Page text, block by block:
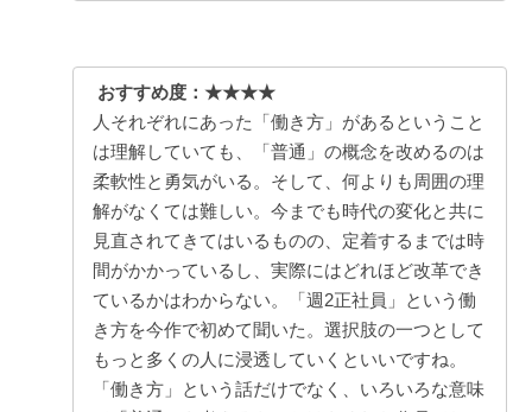
おすすめ度：★★★★
人それぞれにあった「働き方」があるということ
は理解していても、「普通」の概念を改めるのは
柔軟性と勇気がいる。そして、何よりも周囲の理
解がなくては難しい。今までも時代の変化と共に
見直されてきてはいるものの、定着するまでは時
間がかかっているし、実際にはどれほど改革でき
ているかはわからない。「週2正社員」という働
き方を今作で初めて聞いた。選択肢の一つとして
もっと多くの人に浸透していくといいですね。
「働き方」という話だけでなく、いろいろな意味